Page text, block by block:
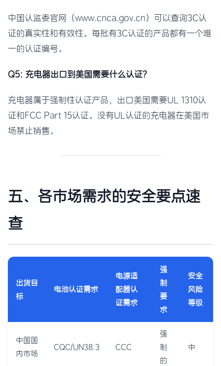
中国认监委官网（www.cnca.gov.cn）可以查询3C认
证的真实性和有效性。每批有3C认证的产品都有一个唯
一的认证编号。
Q5: 充电器出口到美国需要什么认证？
充电器属于强制性认证产品，出口美国需要UL 1310认
证和FCC Part 15认证。没有UL认证的充电器在美国市
场禁止销售。
五、各市场需求的安全要点速
查
出货目
标
电池认证需求
电源适
配器认
证需求
强
制
要
求
安全
风险
等级
中国国
内市场
CQC/UN38.3 CCC
强
制
的
中